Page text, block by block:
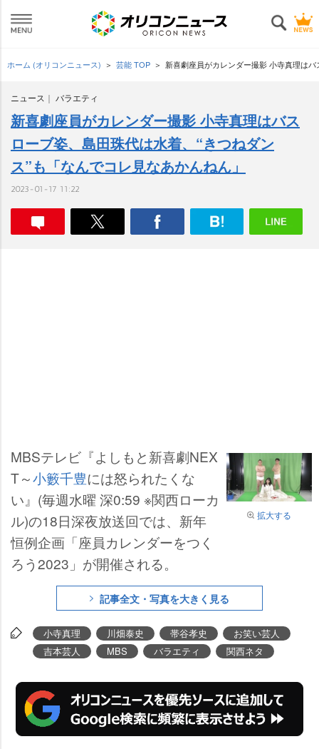
ホーム (オリコンニュース) 芸能 TOP 新喜劇座員がカレンダー撮影 小寺真理は
ニュース バラエティ
新喜劇座員がカレンダー撮影 小寺真理はバス
ローブ姿、島田珠代は水着、“きつねダン
ス”も「なんでコレ見なあかんねん」
2023-01-17 11:22
拡大する
MBSテレビ『よしもと新喜劇NEX
T～小籔千豊には怒られたくな
い』(毎週水曜 深0:59 ※関西ローカ
ル)の18日深夜放送回では、新年
恒例企画「座員カレンダーをつく
ろう2023」が開催される。
記事全文・写真を大きく見る
小寺真理 川畑泰史 帯谷孝史
お笑い芸人
吉本芸人
MBS バラエティ 関西ネタ